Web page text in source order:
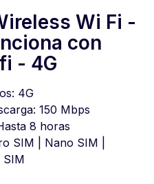
Wi Fi -
con
- 4G
4G
150 Mbps
8 horas
SIM | Nano SIM |
SIM